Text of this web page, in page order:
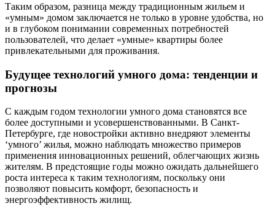
Таким образом, разница между традиционным жильем и
«умным» домом заключается не только в уровне удобства, но
и в глубоком понимании современных потребностей
пользователей, что делает «умные» квартиры более
привлекательными для проживания.
Будущее технологий умного дома: тенденции и
прогнозы
С каждым годом технологии умного дома становятся все
более доступными и усовершенствованными. В Санкт-
Петербурге, где новостройки активно внедряют элементы
‘умного’ жилья, можно наблюдать множество примеров
применения инновационных решений, облегчающих жизнь
жителям. В предстоящие годы можно ожидать дальнейшего
роста интереса к таким технологиям, поскольку они
позволяют повысить комфорт, безопасность и
энергоэффективность жилищ.